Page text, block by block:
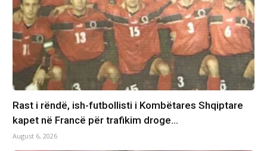
Rast i rëndë, ish-futbollisti i Kombëtares Shqiptare
kapet në Francë për trafikim droge…
August 6, 2026